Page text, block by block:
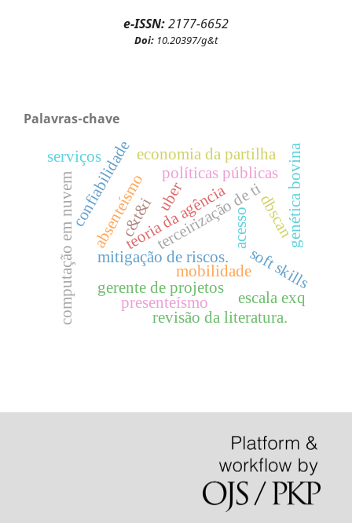
e-ISSN:2177-6652
Doi: 10.20397/g&t
Palavras-chave
mobilidade
absenteísmo
mitigação de riscos.
teoria da agência
terceirização de ti
confiabilidade
computação em nuvem políticas públicas
acesso dbscan
economia da partilha
uber
gerente de projetos soft skills
presenteísmo
c&t&i
revisão da literatura.
escala exq
serviços genética bovina